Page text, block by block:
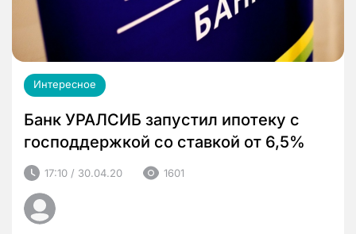
Интересное
Банк УРАЛСИБ запустил ипотеку с
господдержкой со ставкой от 6,5%
17:10 / 30.04.20 1601